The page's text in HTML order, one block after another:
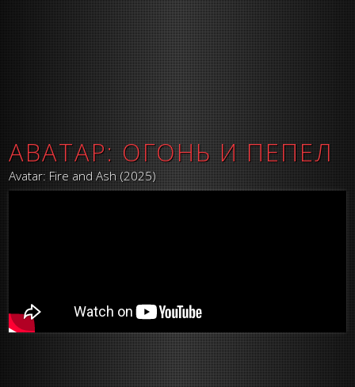
АВАТАР: ОГОНЬ И ПЕПЕЛ
Avatar: Fire and Ash (2025)